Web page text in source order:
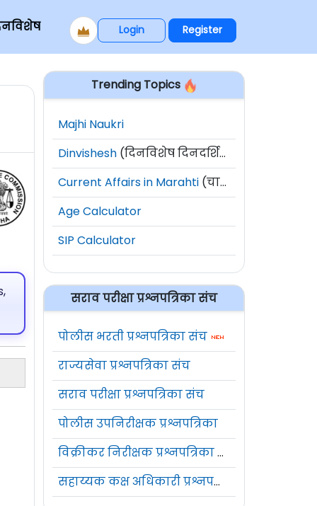
Login Register
Trending Topics
Majhi Naukri
Dinvishesh (दिनविशेष दिनदर्शिका)
Current Affairs in Marahti (चालू घडामोडी)
Age Calculator
SIP Calculator
सराव परीक्षा प्रश्नपत्रिका संच
पोलीस भरती प्रश्नपत्रिका संच
राज्यसेवा प्रश्नपत्रिका संच
सराव परीक्षा प्रश्नपत्रिका संच
पोलीस उपनिरीक्षक प्रश्नपत्रिका
विक्रीकर निरीक्षक प्रश्नपत्रिका संच
सहाय्यक कक्ष अधिकारी प्रश्नपत्रिका संच